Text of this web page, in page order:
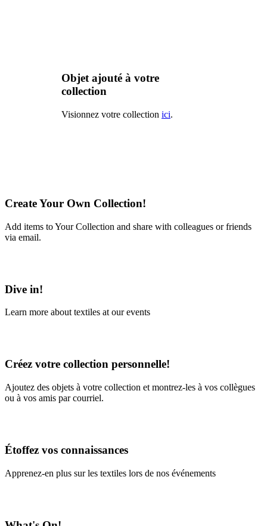
Objet ajouté à votre
collection
Visionnez votre collection ici.
Create Your Own Collection!
Add items to Your Collection and share with colleagues or friends
via email.
Dive in!
Learn more about textiles at our events
Créez votre collection personnelle!
Ajoutez des objets à votre collection et montrez-les à vos collègues
ou à vos amis par courriel.
Étoffez vos connaissances
Apprenez-en plus sur les textiles lors de nos événements